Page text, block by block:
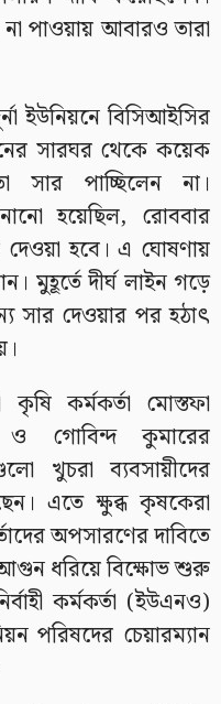
পাওয়ায় আবারও তারা
ইউনিয়নে বিসিআইসির
সারঘর থেকে কয়েক
পাচ্ছিলেন না।
হয়েছিল, রোববার
দেওয়া হবে। এ ঘোষণায়
মুহূর্তে দীর্ঘ লাইন গড়ে
সার দেওয়ার পর হঠাৎ
কর্মকর্তা মোস্তফা
গোবিন্দ কুমারের
খুচরা ব্যবসায়ীদের
এতে ক্ষুব্ধ কৃষকেরা
অপসারণের দাবিতে
ধরিয়ে বিক্ষোভ শুরু
কর্মকর্তা (ইউএনও)
পরিষদের চেয়ারম্যান